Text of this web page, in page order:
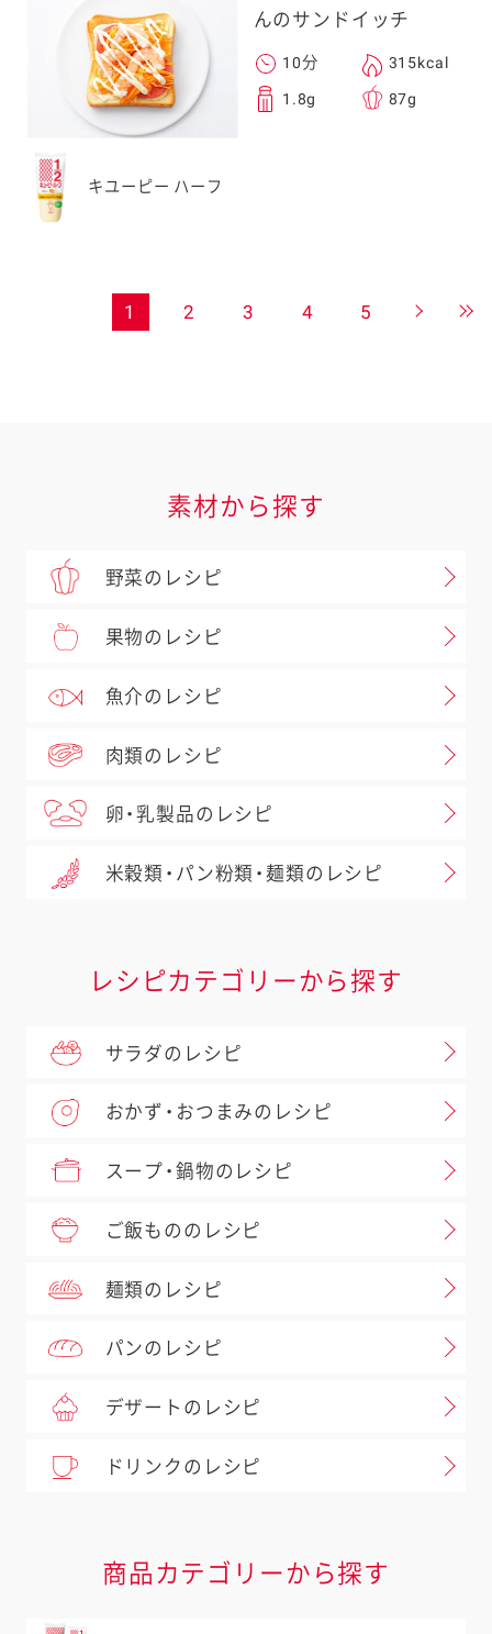
んのサンドイッチ
10分 315kcal
1.8g 87g
キユーピー ハーフ
1 2 3 4 5
素材から探す
野菜のレシピ
果物のレシピ
魚介のレシピ
肉類のレシピ
卵・乳製品のレシピ
米穀類・パン粉類・麺類のレシピ
レシピカテゴリーから探す
サラダのレシピ
おかず・おつまみのレシピ
スープ・鍋物のレシピ
ご飯もののレシピ
麺類のレシピ
パンのレシピ
デザートのレシピ
ドリンクのレシピ
商品カテゴリーから探す